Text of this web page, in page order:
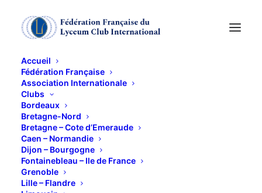
Accueil
Fédération Française
Association Internationale
Clubs
Bordeaux
Bretagne-Nord
Bretagne – Cote d’Emeraude
Caen – Normandie
Dijon – Bourgogne
Fontainebleau – Ile de France
Grenoble
Lille – Flandre
IMPRESSIONNISME
EN RHONE ALPES LA
COULEUR DANS LA